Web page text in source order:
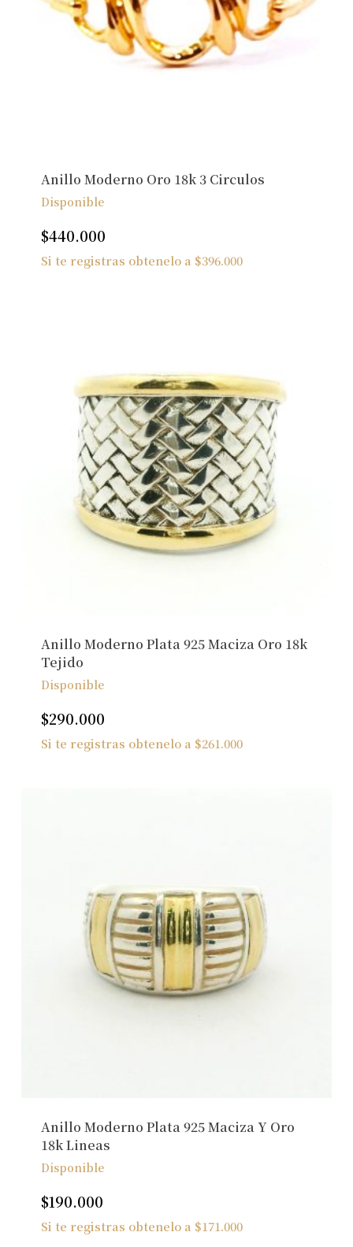
Anillo Moderno Oro 18k 3 Circulos
Disponible
$440.000
Si te registras obtenelo a $396.000
Anillo Moderno Plata 925 Maciza Oro 18k
Tejido
Disponible
$290.000
Si te registras obtenelo a $261.000
Anillo Moderno Plata 925 Maciza Y Oro
18k Lineas
Disponible
$190.000
Si te registras obtenelo a $171.000